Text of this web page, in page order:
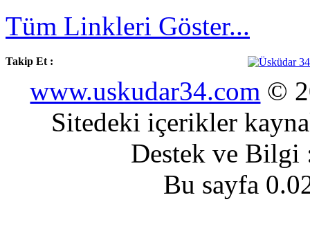
Tüm Linkleri Göster...
Takip Et :
www.uskudar34.com ©
Sitedeki içerikler
Destek ve
Bu sayfa